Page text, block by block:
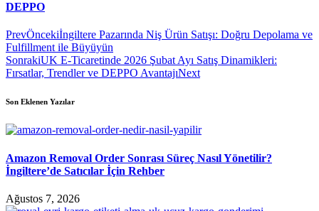
DEPPO
PrevÖncekiİngiltere Pazarında Niş Ürün Satışı: Doğru Depolama ve
Fulfillment ile Büyüyün
SonrakiUK E-Ticaretinde 2026 Şubat Ayı Satış Dinamikleri:
Fırsatlar, Trendler ve DEPPO AvantajıNext
Son Eklenen Yazılar
Amazon Removal Order Sonrası Süreç Nasıl Yönetilir?
İngiltere’de Satıcılar İçin Rehber
Ağustos 7, 2026